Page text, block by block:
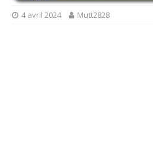
4 avril 2024 Mutt2828